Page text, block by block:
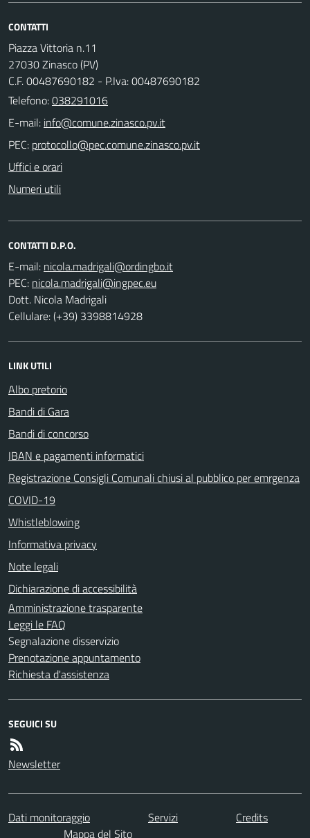
CONTATTI
Piazza Vittoria n.11
27030 Zinasco (PV)
C.F. 00487690182 - P.Iva: 00487690182
Telefono:038291016
E-mail:
PEC:
Uffici e orari
Numeri utili
CONTATTI D.P.O.
E-mail:
PEC:
Dott. Nicola Madrigali
Cellulare: (+39) 3398814928
LINK UTILI
Albo pretorio
Bandi di Gara
Bandi di concorso
IBAN e pagamenti informatici
Registrazione Consigli Comunali chiusi al pubblico per emrgenza
COVID-19
Whistleblowing
Informativa privacy
Note legali
Dichiarazione di accessibilità
Amministrazione trasparente
Leggi le FAQ
Segnalazione disservizio
Prenotazione appuntamento
Richiesta d'assistenza
SEGUICI SU
Newsletter
Dati monitoraggio Servizi
Credits
Mappa del Sito